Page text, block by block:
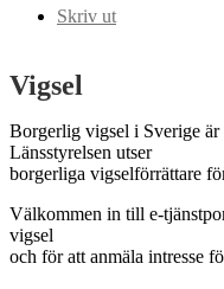
Skriv ut
Vigsel
Borgerlig vigsel i Sverige
Länsstyrelsen utser
borgerliga vigselförrättare
Välkommen in till e-
vigsel
och för att anmäla intresse